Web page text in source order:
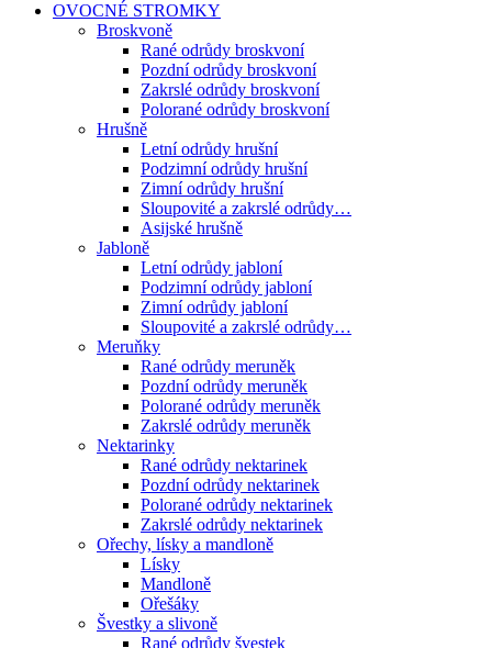
OVOCNÉ STROMKY
Broskvoně
Rané odrůdy broskvoní
Pozdní odrůdy broskvoní
Zakrslé odrůdy broskvoní
Polorané odrůdy broskvoní
Hrušně
Letní odrůdy hrušní
Podzimní odrůdy hrušní
Zimní odrůdy hrušní
Sloupovité a zakrslé odrůdy…
Asijské hrušně
Jabloně
Letní odrůdy jabloní
Podzimní odrůdy jabloní
Zimní odrůdy jabloní
Sloupovité a zakrslé odrůdy…
Meruňky
Rané odrůdy meruněk
Pozdní odrůdy meruněk
Polorané odrůdy meruněk
Zakrslé odrůdy meruněk
Nektarinky
Rané odrůdy nektarinek
Pozdní odrůdy nektarinek
Polorané odrůdy nektarinek
Zakrslé odrůdy nektarinek
Ořechy, lísky a mandloně
Lísky
Mandloně
Ořešáky
Švestky a slivoně
Rané odrůdy švestek